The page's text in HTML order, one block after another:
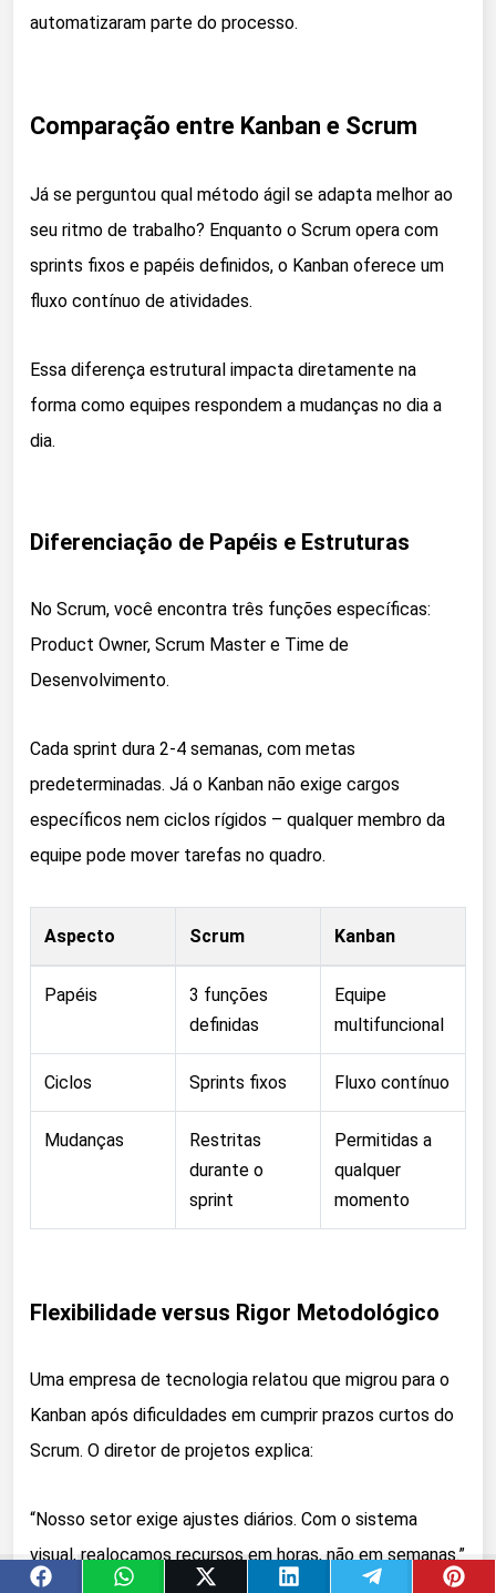
automatizaram parte do processo.
Comparação entre Kanban e Scrum
Já se perguntou qual método ágil se adapta melhor ao
seu ritmo de trabalho? Enquanto o Scrum opera com
sprints fixos e papéis definidos, o Kanban oferece um
fluxo contínuo de atividades.
Essa diferença estrutural impacta diretamente na
forma como equipes respondem a mudanças no dia a
dia.
Diferenciação de Papéis e Estruturas
No Scrum, você encontra três funções específicas:
Product Owner, Scrum Master e Time de
Desenvolvimento.
Cada sprint dura 2-4 semanas, com metas
predeterminadas. Já o Kanban não exige cargos
específicos nem ciclos rígidos – qualquer membro da
equipe pode mover tarefas no quadro.
Aspecto Scrum Kanban
Papéis
3 funções
definidas
Equipe
multifuncional
Ciclos Sprints fixos Fluxo contínuo
Mudanças
Restritas
durante o
sprint
Permitidas a
qualquer
momento
Flexibilidade versus Rigor Metodológico
Uma empresa de tecnologia relatou que migrou para o
Kanban após dificuldades em cumprir prazos curtos do
Scrum. O diretor de projetos explica:
“Nosso setor exige ajustes diários. Com o sistema
visual, realocamos recursos em horas, não em semanas.”
Marcelo Rios, Gestor de TI